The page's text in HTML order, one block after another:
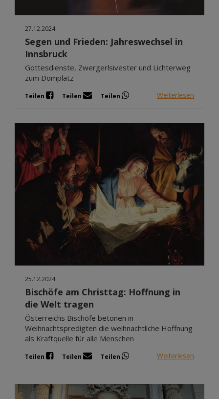
27.12.2024
Segen und Frieden: Jahreswechsel in
Innsbruck
Gottesdienste, Zwergerlsivester und Lichterweg
zum Domplatz
Teilen Teilen Teilen Weiterlesen
25.12.2024
Bischöfe am Christtag: Hoffnung in
die Welt tragen
Österreichs Bischöfe betonen in
Weihnachtspredigten die weihnachtliche Hoffnung
als Kraftquelle für alle Menschen
Teilen Teilen Teilen Weiterlesen